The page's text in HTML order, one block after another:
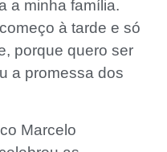
a minha família.
à tarde e só
porque quero ser
a promessa dos
Marcelo